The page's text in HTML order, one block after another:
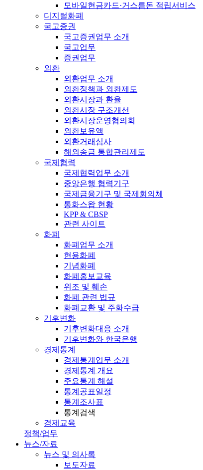
모바일현금카드·거스름돈 적립서비스
디지털화폐
국고증권
국고증권업무 소개
국고업무
증권업무
외환
외환업무 소개
외환정책과 외환제도
외환시장과 환율
외환시장 구조개선
외환시장운영협의회
외환보유액
외환거래심사
해외송금 통합관리제도
국제협력
국제협력업무 소개
중앙은행 협력기구
국제금융기구 및 국제회의체
통화스왑 현황
KPP & CBSP
관련 사이트
화폐
화폐업무 소개
현용화폐
기념화폐
화폐홍보교육
위조 및 훼손
화폐 관련 법규
화폐교환 및 주화수급
기후변화
기후변화대응 소개
기후변화와 한국은행
경제통계
경제통계업무 소개
경제통계 개요
주요통계 해설
통계공표일정
통계조사표
통계검색
경제교육
정책/업무
뉴스/자료
뉴스 및 의사록
보도자료